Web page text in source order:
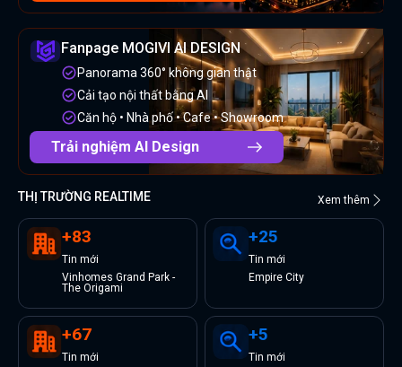
Fanpage MOGIVI AI DESIGN
Panorama 360° không gian thật
Cải tạo nội thất bằng AI
Căn hộ • Nhà phố • Cafe • Showroom
Trải nghiệm AI Design
THỊ TRƯỜNG REALTIME Xem thêm
+83
Tin mới
Vinhomes Grand Park -
The Origami
+25
Tin mới
Empire City
+67
Tin mới
+5
Tin mới